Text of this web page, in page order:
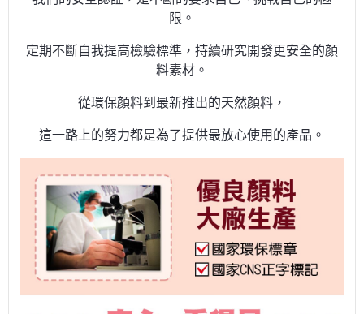
限。
定期不斷自我提高檢驗標準，持續研究開發更安全的顏
料素材。
從環保顏料到最新推出的天然顏料，
這一路上的努力都是為了提供最放心使用的產品。